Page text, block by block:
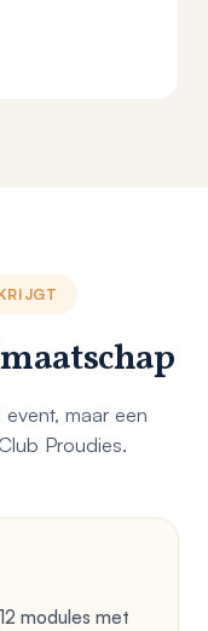
maar een
Proudies.
modules met